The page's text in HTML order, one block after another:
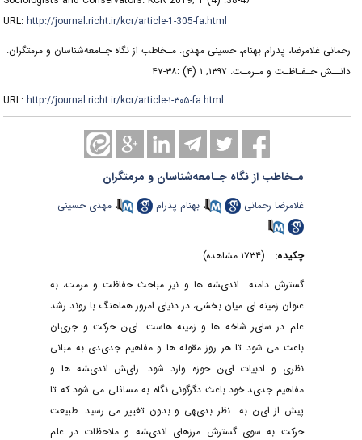
URL:http://journal.richt.ir/kcr/article-1-305-fa.html
رحمانی غلامرضا، پدرام بهنام، حسینی مهدی. ﻣـﺨﺎﻃﺐ از ﻧﮕﺎه ﺟـﺎمعه‌ﺷﻨﺎﺳﺎن و ﻣﺮﻣﺘﮕﺮان.
دانــش حـفـاظـت و مـرمـت. ۱۳۹۷; ۱ (۴) :۳۸-۴۷
URL:http://journal.richt.ir/kcr/article-۱-۳۰۵-fa.html
ﻣـﺨﺎﻃﺐ از ﻧﮕﺎه ﺟـﺎمعه‌ﺷﻨﺎﺳﺎن و ﻣﺮﻣﺘﮕﺮان
غلامرضا رحمانی ،بهنام پدرام ،مهدی حسینی
چکیده:
گسترش داﻣﻨﻪ اﻧﺪیﺸﻪ ﻫﺎ و ﻧﯿﺰ ﻣﺒﺎﺣﺚ ﺣﻔﺎﻇﺖ و ﻣﺮﻣﺖ، ﺑﻪ
ﻋﻨﻮان زﻣﯿﻨﻪ ای ﻣﯿﺎن ﺑﺨﺸﯽ، در دﻧﯿﺎی اﻣﺮوز ﻫﻤﺎﻫﻨﮓ ﺑﺎ روﻧﺪ رﺷﺪ
ﻋﻠﻢ در ﺳﺎیﺮ ﺷﺎﺧﻪ ﻫﺎ و زﻣﯿﻨﻪ ﻫﺎﺳﺖ. ایﻦ ﺣﺮﮐﺖ و ﺟﺮیﺎن
ﺑﺎﻋﺚ ﻣﯽ ﺷﻮد ﺗﺎ ﻫﺮ روز ﻣﻘﻮﻟﻪ ﻫﺎ و ﻣﻔﺎﻫﯿﻢ ﺟﺪیﺪی ﺑﻪ ﻣﺒﺎﻧﯽ
ﻧﻈﺮی و ادﺑﯿﺎت ایﻦ ﺣﻮزه وارد ﺷﻮد. زایﺶ اﻧﺪیﺸﻪ ﻫﺎ و
ﻣﻔﺎﻫﯿﻢ ﺟﺪیﺪ ﺧﻮد ﺑﺎﻋﺚ دﮔﺮﮔﻮﻧﯽ ﻧﮕﺎه ﺑﻪ ﻣﺴﺎﺋﻠﯽ ﻣﯽ ﺷﻮد ﮐﻪ ﺗﺎ
ﭘﯿﺶ از ایﻦ ﺑﻪ ﻧﻈﺮ ﺑﺪیﻬﯽ و ﺑﺪون ﺗﻐﯿﯿﺮ ﻣﯽ رﺳﯿﺪ. طبیعت
ﺣﺮﮐﺖ ﺑﻪ ﺳﻮی ﮔﺴﺘﺮش ﻣﺮزﻫﺎی اﻧﺪیﺸﻪ و ﻣﻼﺣﻈﺎت در ﻋﻠﻢ